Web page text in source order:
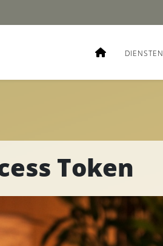
DIENSTEN
Token